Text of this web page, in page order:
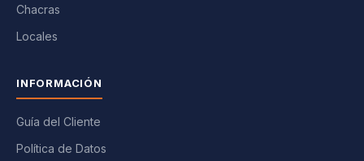
Chacras
Locales
INFORMACIÓN
Guía del Cliente
Política de Datos